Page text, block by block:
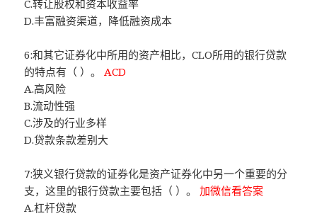
C.转让股权和资本收益率
D.丰富融资渠道，降低融资成本
6:和其它证券化中所用的资产相比，CLO所用的银行贷款
的特点有（ ）。ACD
A.高风险
B.流动性强
C.涉及的行业多样
D.贷款条款差别大
7:狭义银行贷款的证券化是资产证券化中另一个重要的分
支，这里的银行贷款主要包括（ ）。加微信看答案
A.杠杆贷款